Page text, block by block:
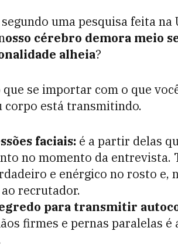
uma pesquisa feita na
osso cérebro demora meio
alheia?
se importar com o que
corpo está transmitindo.
faciais: é a partir delas
no momento da entrevista.
e enérgico no rosto e,
recrutador.
para transmitir
firmes e pernas paralelas é